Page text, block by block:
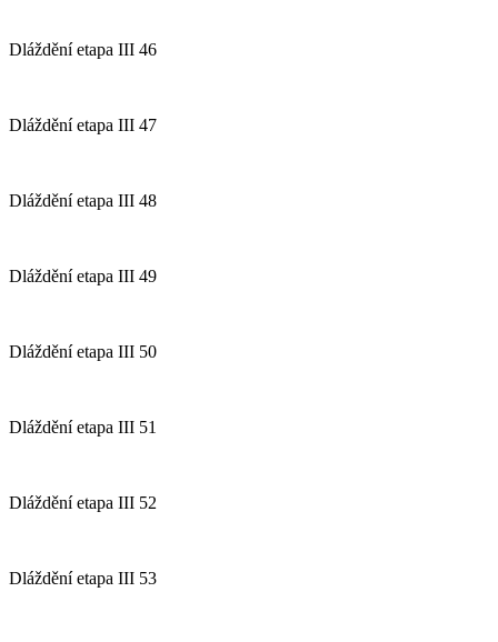
Dláždění etapa III 46
Dláždění etapa III 47
Dláždění etapa III 48
Dláždění etapa III 49
Dláždění etapa III 50
Dláždění etapa III 51
Dláždění etapa III 52
Dláždění etapa III 53